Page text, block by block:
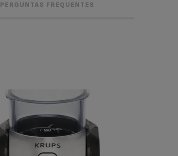
PERGUNTAS FREQUENTES